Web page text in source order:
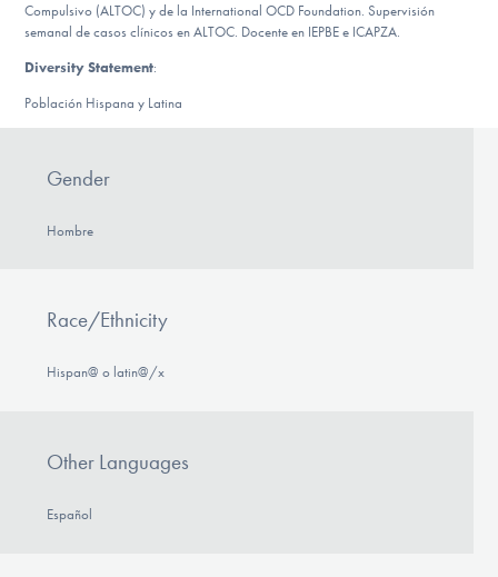
Compulsivo (ALTOC) y de la International OCD Foundation. Supervisión
semanal de casos clínicos en ALTOC. Docente en IEPBE e ICAPZA.
Diversity Statement:
Población Hispana y Latina
Gender
Hombre
Race/Ethnicity
Hispan@ o latin@/x
Other Languages
Español